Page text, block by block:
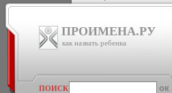
ПРОИМЕНА.РУ
как назвать ребенка
ПОИСК